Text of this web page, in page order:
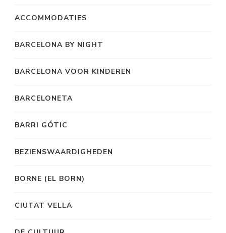
ACCOMMODATIES
BARCELONA BY NIGHT
BARCELONA VOOR KINDEREN
BARCELONETA
BARRI GÓTIC
BEZIENSWAARDIGHEDEN
BORNE (EL BORN)
CIUTAT VELLA